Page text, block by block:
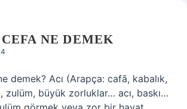
NE DEMEK
demek? Acı (Arapça: cafā, kabalık,
zulüm, büyük zorluklar… acı, baskı…